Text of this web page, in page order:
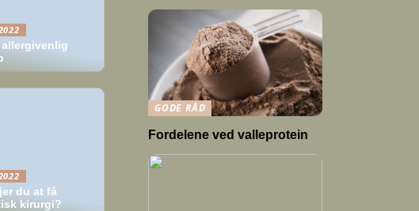
du at få
kirurgi?
GODE RÅD
Fordelene ved valleprotein